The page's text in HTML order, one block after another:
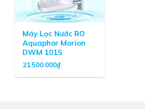
trao đổi Ion tích cực trong Aqualen
lần so với các loại vật liệu trao đổi ion
Máy Lọc Nước RO
Aquaphor Morion
DWM 101S
21.500.000₫